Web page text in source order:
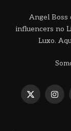
Angel Boss
influencers no
Luxo.
X